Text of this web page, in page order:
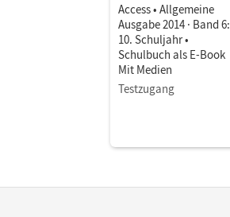
Access • Allgemeine
Ausgabe 2014 · Band 6:
10. Schuljahr •
Schulbuch als E-Book
Mit Medien
Testzugang